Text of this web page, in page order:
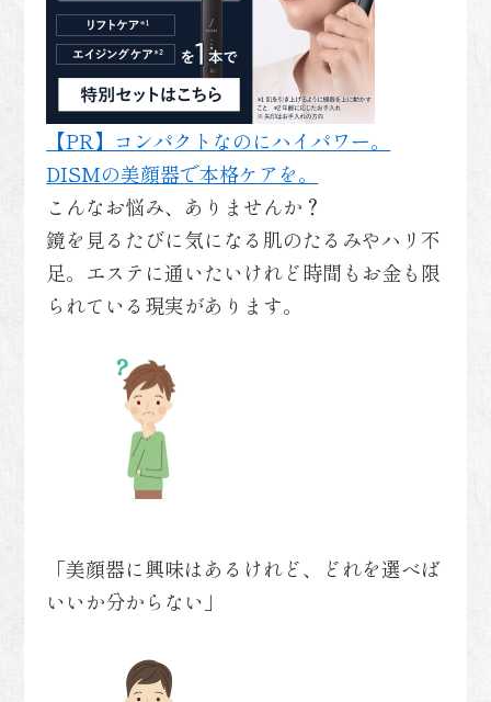
【PR】コンパクトなのにハイパワー。
DISMの美顔器で本格ケアを。
こんなお悩み、ありませんか？
鏡を見るたびに気になる肌のたるみやハリ不
足。エステに通いたいけれど時間もお金も限
られている現実があります。
「美顔器に興味はあるけれど、どれを選べば
いいか分からない」